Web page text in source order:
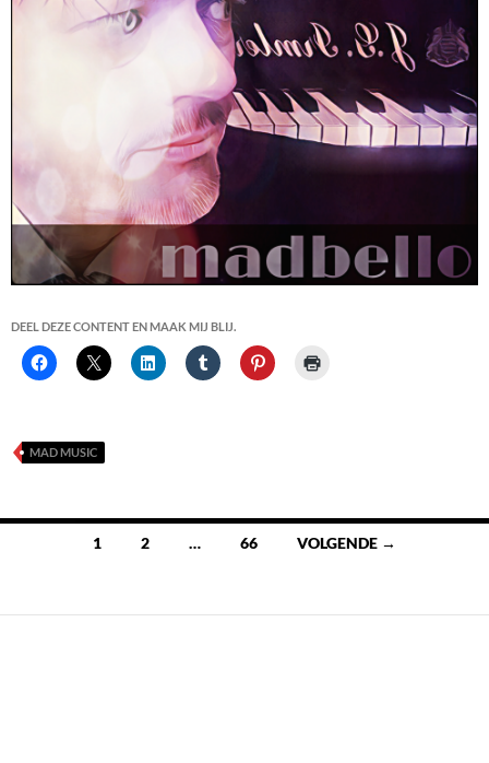
DEEL DEZE CONTENT EN MAAK MIJ BLIJ.
MAD MUSIC
Berichten
1 2 … 66 VOLGENDE →